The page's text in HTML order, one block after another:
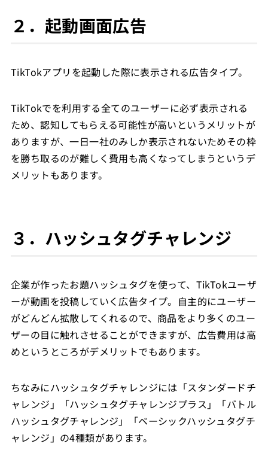
２．起動画面広告
TikTokアプリを起動した際に表示される広告タイプ。
TikTokでを利用する全てのユーザーに必ず表示される
ため、認知してもらえる可能性が高いというメリットが
ありますが、一日一社のみしか表示されないためその枠
を勝ち取るのが難しく費用も高くなってしまうというデ
メリットもあります。
３．ハッシュタグチャレンジ
企業が作ったお題ハッシュタグを使って、TikTokユーザ
ーが動画を投稿していく広告タイプ。自主的にユーザー
がどんどん拡散してくれるので、商品をより多くのユー
ザーの目に触れさせることができますが、広告費用は高
めというところがデメリットでもあります。
ちなみにハッシュタグチャレンジには「スタンダードチ
ャレンジ」「ハッシュタグチャレンジプラス」「バトル
ハッシュタグチャレンジ」「ベーシックハッシュタグチ
ャレンジ」の4種類があります。